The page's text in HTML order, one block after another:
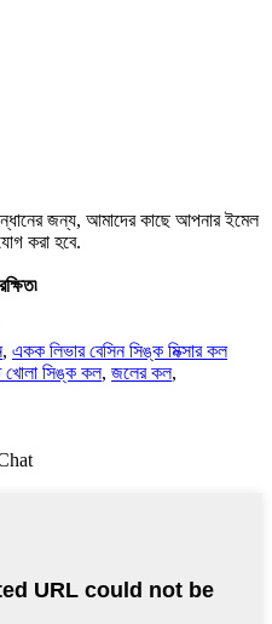
জন্য, আমাদের কাছে আপনার ইমেল
করা হবে.
, একক লিভার বেসিন সিঙ্ক মিক্সার কল
সিঙ্ক কল, জলের কল,